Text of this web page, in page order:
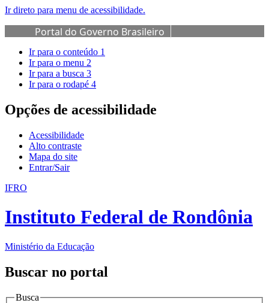
Ir direto para menu de acessibilidade.
Portal do Governo Brasileiro
Ir para o conteúdo 1
Ir para o menu 2
Ir para a busca 3
Ir para o rodapé 4
Opções de acessibilidade
Acessibilidade
Alto contraste
Mapa do site
Entrar/Sair
IFRO
Instituto Federal de Rondônia
Ministério da Educação
Buscar no portal
Busca